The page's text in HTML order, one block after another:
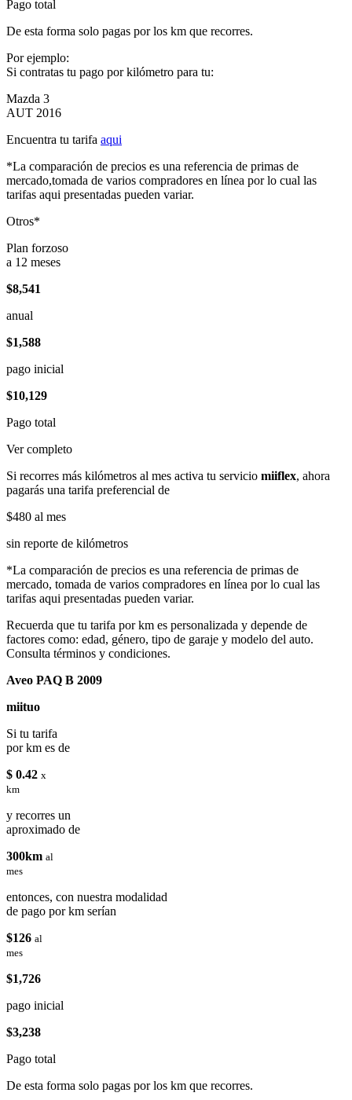
Pago total
De esta forma solo pagas por los km que recorres.
Por ejemplo:
Si contratas tu pago por kilómetro para tu:
Mazda 3
AUT 2016
Encuentra tu tarifa aqui
*La comparación de precios es una referencia de primas de
mercado,tomada de varios compradores en línea por lo cual las
tarifas aqui presentadas pueden variar.
Otros*
Plan forzoso
a 12 meses
$8,541
anual
$1,588
pago inicial
$10,129
Pago total
Ver completo
Si recorres más kilómetros al mes activa tu servicio miiflex, ahora
pagarás una tarifa preferencial de
$480 al mes
sin reporte de kilómetros
*La comparación de precios es una referencia de primas de
mercado, tomada de varios compradores en línea por lo cual las
tarifas aqui presentadas pueden variar.
Recuerda que tu tarifa por km es personalizada y depende de
factores como: edad, género, tipo de garaje y modelo del auto.
Consulta términos y condiciones.
Aveo PAQ B 2009
miituo
Si tu tarifa
por km es de
$ 0.42 x
km
y recorres un
aproximado de
300km al
mes
entonces, con nuestra modalidad
de pago por km serían
$126 al
mes
$1,726
pago inicial
$3,238
Pago total
De esta forma solo pagas por los km que recorres.